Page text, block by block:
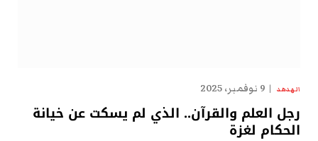
الهدهد 9 نوفمبر، 2025
رجل العلم والقرآن.. الذي لم يسكت عن خيانة
الحكام لغزة